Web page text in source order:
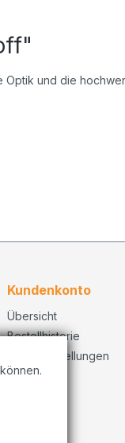
und die
Kundenkonto
Übersicht
Bestellhistorie
Konto Einstellungen